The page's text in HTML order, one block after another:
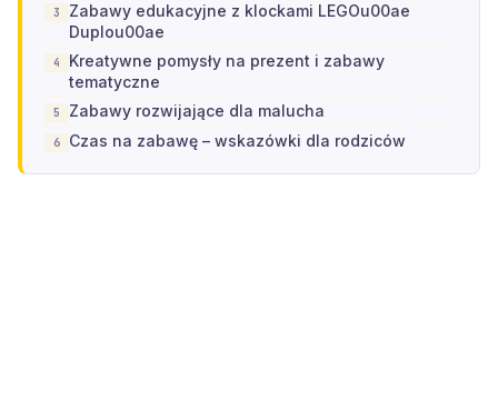
Zabawy edukacyjne z klockami LEGOu00ae
Duplou00ae
Kreatywne pomysły na prezent i zabawy
tematyczne
Zabawy rozwijające dla malucha
Czas na zabawę – wskazówki dla rodziców